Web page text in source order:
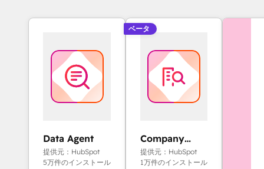
Data Agent
提供元：HubSpot
5万件のインストール
ベータ
Company
Research
Agent
提供元：HubSpot
1万件のインストール